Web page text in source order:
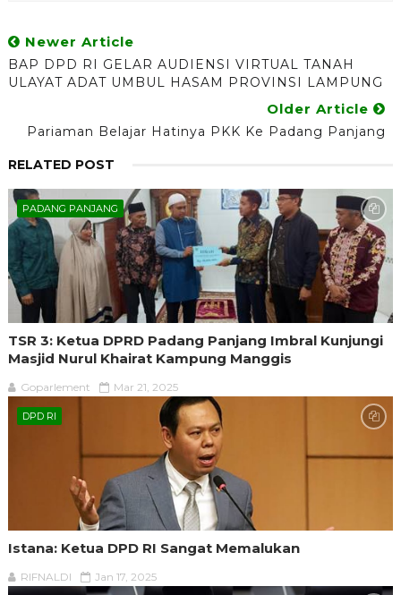
Newer Article
BAP DPD RI GELAR AUDIENSI VIRTUAL TANAH
ULAYAT ADAT UMBUL HASAM PROVINSI LAMPUNG
Older Article
Pariaman Belajar Hatinya PKK Ke Padang Panjang
RELATED POST
PADANG PANJANG
TSR 3: Ketua DPRD Padang Panjang Imbral Kunjungi
Masjid Nurul Khairat Kampung Manggis
Goparlement Mar 21, 2025
DPD RI
Istana: Ketua DPD RI Sangat Memalukan
RIFNALDI Jan 17, 2025